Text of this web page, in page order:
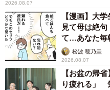
2026.08.07
【漫画】大
見て母は絶
て…あなた毎
松波 穂乃圭
2026.08.07
【お盆の帰
り疲れる」